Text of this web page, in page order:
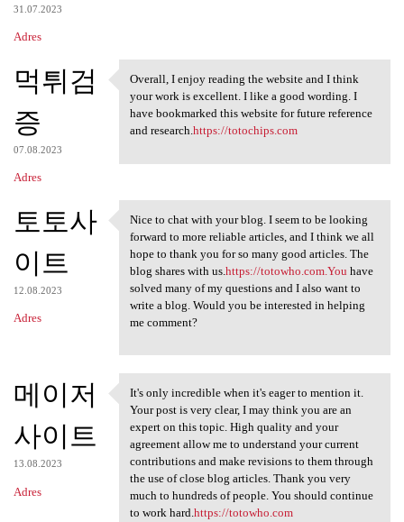
31.07.2023
Adres
먹튀검
증
07.08.2023
Adres
Overall, I enjoy reading the
Overall, I enjoy reading the website and I think
your work is excellent. I like a good wording. I
have bookmarked this website for future reference
and research.https://totochips.com
토토사
이트
12.08.2023
Adres
Nice to chat with your blog.
Nice to chat with your blog. I seem to be looking
forward to more reliable articles, and I think we all
hope to thank you for so many good articles. The
blog shares with us. https://totowho.com.You have
solved many of my questions and I also want to
write a blog. Would you be interested in helping
me comment?
메이저
사이트
13.08.2023
Adres
It's only incredible when it
It's only incredible when it's eager to mention it.
Your post is very clear, I may think you are an
expert on this topic. High quality and your
agreement allow me to understand your current
contributions and make revisions to them through
the use of close blog articles. Thank you very
much to hundreds of people. You should continue
to work hard.https://totowho.com